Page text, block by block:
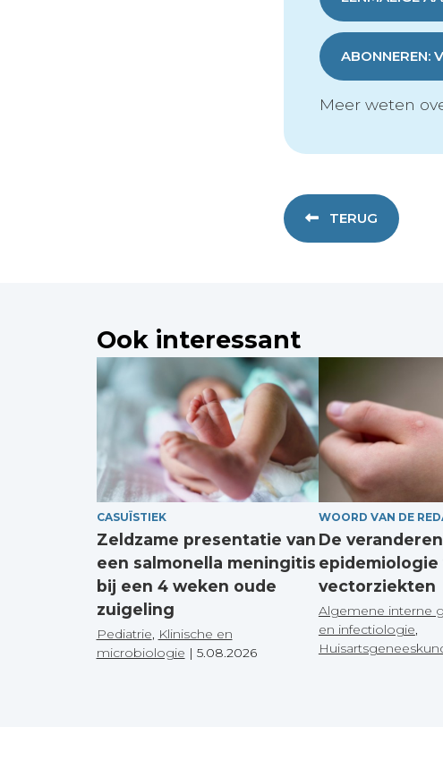
ABONNEREN:
Meer weten
TERUG
Ook interessant
CASUÏSTIEK
Zeldzame presentatie van
een salmonella meningitis
bij een 4 weken oude
zuigeling
Pediatrie Klinische en
microbiologie | 5.08.2026
WOORD VAN DE
De
epidemiologie
vectorziekten
Algemene interne
en infectiologie